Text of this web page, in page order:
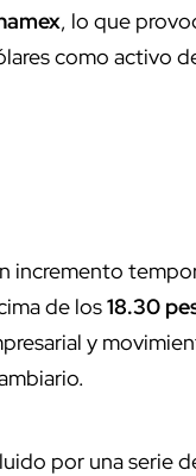
, lo que
como activo
incremento
de los18.30
y
por una serie